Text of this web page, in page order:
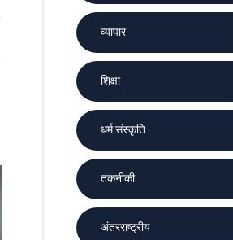
व्यापार
शिक्षा
धर्म संस्कृति
तकनीकी
अंतरराष्ट्रीय